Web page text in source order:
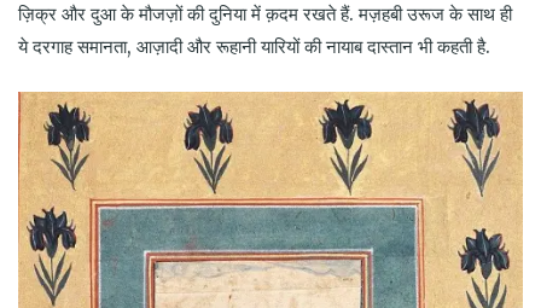
ज़िक्र और दुआ के मौजज़ों की दुनिया में क़दम रखते हैं. मज़हबी उरूज के साथ ही
ये दरगाह समानता, आज़ादी और रूहानी यारियों की नायाब दास्तान भी कहती है.